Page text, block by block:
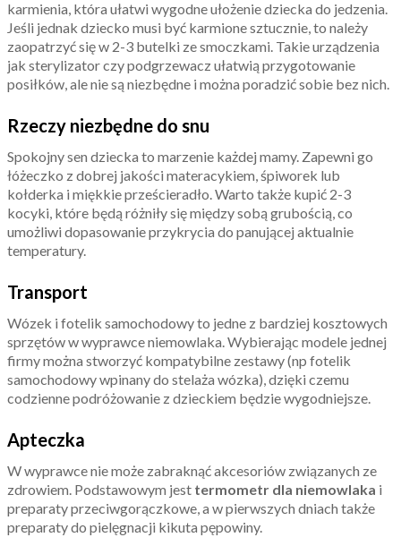
karmienia, która ułatwi wygodne ułożenie dziecka do jedzenia.
Jeśli jednak dziecko musi być karmione sztucznie, to należy
zaopatrzyć się w 2-3 butelki ze smoczkami. Takie urządzenia
jak sterylizator czy podgrzewacz ułatwią przygotowanie
posiłków, ale nie są niezbędne i można poradzić sobie bez nich.
Rzeczy niezbędne do snu
Spokojny sen dziecka to marzenie każdej mamy. Zapewni go
łóżeczko z dobrej jakości materacykiem, śpiworek lub
kołderka i miękkie prześcieradło. Warto także kupić 2-3
kocyki, które będą różniły się między sobą grubością, co
umożliwi dopasowanie przykrycia do panującej aktualnie
temperatury.
Transport
Wózek i fotelik samochodowy to jedne z bardziej kosztowych
sprzętów w wyprawce niemowlaka. Wybierając modele jednej
firmy można stworzyć kompatybilne zestawy (np fotelik
samochodowy wpinany do stelaża wózka), dzięki czemu
codzienne podróżowanie z dzieckiem będzie wygodniejsze.
Apteczka
W wyprawce nie może zabraknąć akcesoriów związanych ze
zdrowiem. Podstawowym jest termometr dla niemowlaka i
preparaty przeciwgorączkowe, a w pierwszych dniach także
preparaty do pielęgnacji kikuta pępowiny.